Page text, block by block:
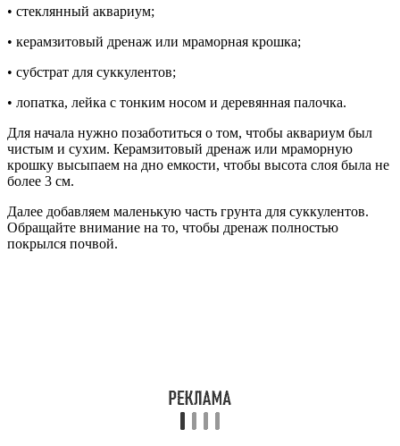
• стеклянный аквариум;
• керамзитовый дренаж или мраморная крошка;
• субстрат для суккулентов;
• лопатка, лейка с тонким носом и деревянная палочка.
Для начала нужно позаботиться о том, чтобы аквариум был
чистым и сухим. Керамзитовый дренаж или мраморную
крошку высыпаем на дно емкости, чтобы высота слоя была не
более 3 см.
Далее добавляем маленькую часть грунта для суккулентов.
Обращайте внимание на то, чтобы дренаж полностью
покрылся почвой.